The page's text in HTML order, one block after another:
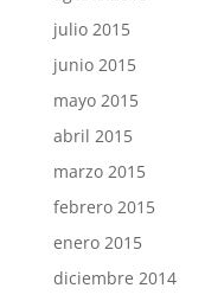
julio 2015
junio 2015
mayo 2015
abril 2015
marzo 2015
febrero 2015
enero 2015
diciembre 2014